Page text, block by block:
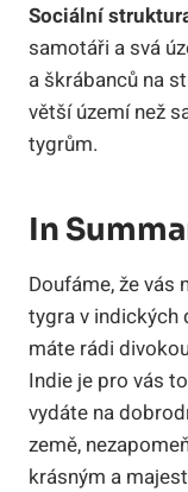
Sociální
samotáři a svá
a škrábanců na
větší území než
tygrům.
In
Doufáme, že vás
tygra v indických
máte rádi
Indie je pro vás
vydáte na
země,
krásným a